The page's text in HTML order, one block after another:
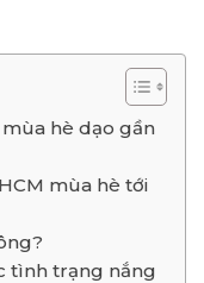
hè dạo gần
mùa hè tới
tình trạng nắng